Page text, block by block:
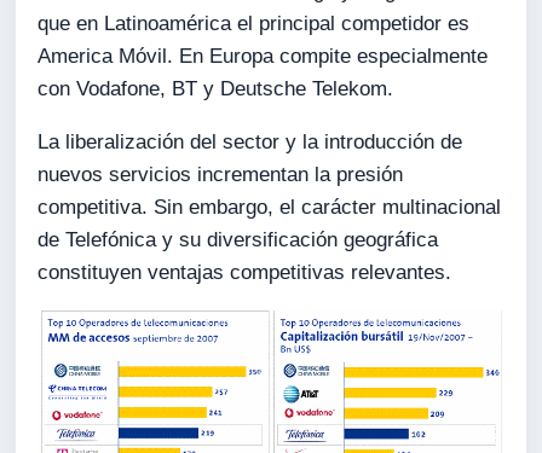
que en Latinoamérica el principal competidor es
America Móvil. En Europa compite especialmente
con Vodafone, BT y Deutsche Telekom.
La liberalización del sector y la introducción de
nuevos servicios incrementan la presión
competitiva. Sin embargo, el carácter multinacional
de Telefónica y su diversificación geográfica
constituyen ventajas competitivas relevantes.